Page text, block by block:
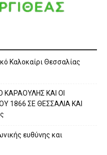
Καλοκαίρι Θεσσαλίας
ΚΑΡΑΟΥΛΗΣ ΚΑΙ ΟΙ
1866 ΣΕ ΘΕΣΣΑΛΙΑ ΚΑΙ
ευθύνης και